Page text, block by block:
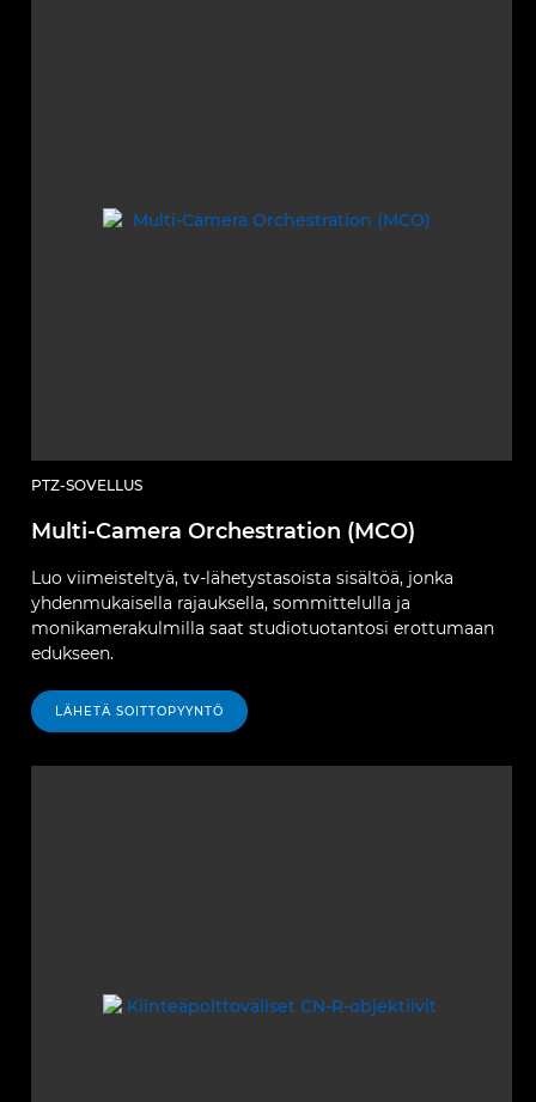
PTZ-SOVELLUS
Multi-Camera Orchestration (MCO)
Luo viimeisteltyä, tv-lähetystasoista sisältöä, jonka
yhdenmukaisella rajauksella, sommittelulla ja
monikamerakulmilla saat studiotuotantosi erottumaan
edukseen.
LÄHETÄ SOITTOPYYNTÖ